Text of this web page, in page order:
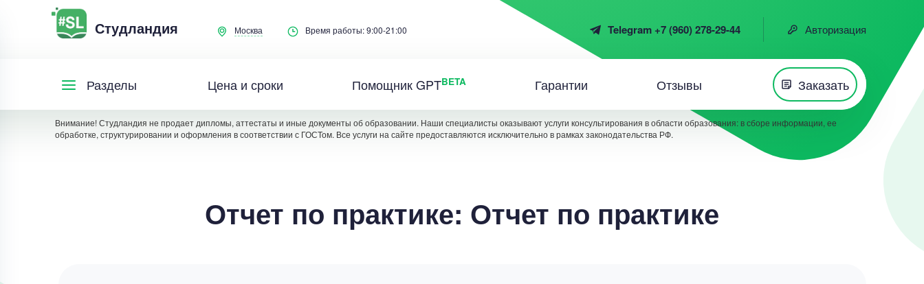
Студландия Москва Время работы: 9:00-21:00 Telegram +7 (960) 278-29-44 Авторизация
Разделы Цена и сроки Помощник GPTBETA Гарантии Отзывы Заказать
Внимание! Студландия не продает дипломы, аттестаты и иные документы об образовании. Наши специалисты оказывают услуги консультирования в области образования: в сборе информации, ее
обработке, структурировании и оформления в соответствии с ГОСТом. Все услуги на сайте предоставляются исключительно в рамках законодательства РФ.
Отчет по практике: Отчет по практике